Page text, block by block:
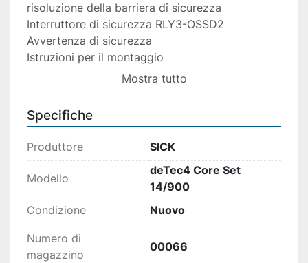
risoluzione della barriera di sicurezza
Interruttore di sicurezza RLY3-OSSD2
Avvertenza di sicurezza
Istruzioni per il montaggio
Istruzioni per l’uso per il download
Mostra tutto
Specifiche
Produttore SICK
Modello
deTec4 Core Set
14/900
Condizione
Nuovo
Numero di
magazzino
00066